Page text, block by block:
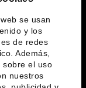
se usan
y los
de redes
Además,
sobre el uso
nuestros